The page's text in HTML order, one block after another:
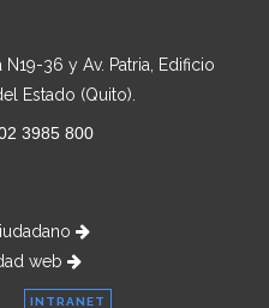
36 y Av. Patria, Edificio
Estado (Quito).
3985 800
web
INTRANET